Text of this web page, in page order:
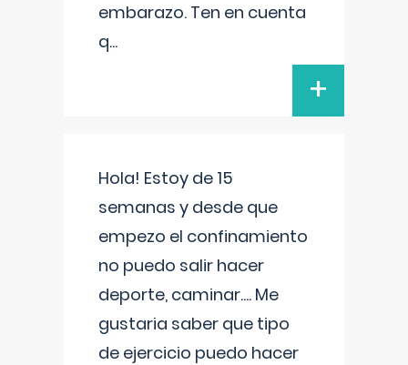
embarazo. Ten en cuenta
q...
+
Hola! Estoy de 15
semanas y desde que
empezo el confinamiento
no puedo salir hacer
deporte, caminar.... Me
gustaria saber que tipo
de ejercicio puedo hacer